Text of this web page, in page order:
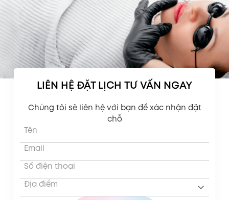
LIÊN HỆ ĐẶT LỊCH TƯ VẤN NGAY
Chúng tôi sẽ liên hệ với bạn để xác nhận đặt
chỗ